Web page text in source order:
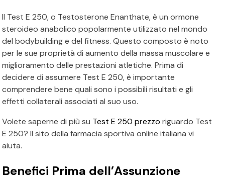
Il Test E 250, o Testosterone Enanthate, è un ormone
steroideo anabolico popolarmente utilizzato nel mondo
del bodybuilding e del fitness. Questo composto è noto
per le sue proprietà di aumento della massa muscolare e
miglioramento delle prestazioni atletiche. Prima di
decidere di assumere Test E 250, è importante
comprendere bene quali sono i possibili risultati e gli
effetti collaterali associati al suo uso.
Volete saperne di più su Test E 250 prezzo riguardo Test
E 250? Il sito della farmacia sportiva online italiana vi
aiuta.
Benefici Prima dell’Assunzione